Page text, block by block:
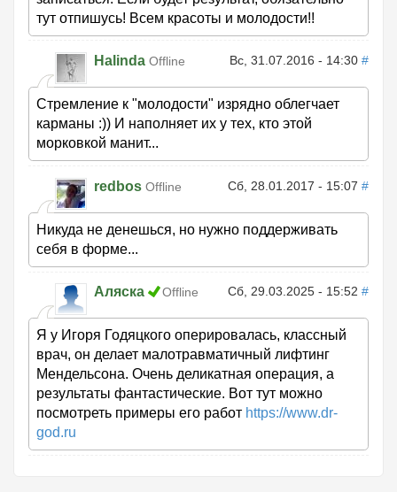
тут отпишусь! Всем красоты и молодости!!
Halinda Offline Вс, 31.07.2016 - 14:30 #
Стремление к "молодости" изрядно облегчает
карманы :)) И наполняет их у тех, кто этой
морковкой манит...
redbos Offline Сб, 28.01.2017 - 15:07 #
Никуда не денешься, но нужно поддерживать
себя в форме...
Аляска Offline Сб, 29.03.2025 - 15:52 #
Я у Игоря Годяцкого оперировалась, классный
врач, он делает малотравматичный лифтинг
Мендельсона. Очень деликатная операция, а
результаты фантастические. Вот тут можно
посмотреть примеры его работ https://www.dr-
god.ru